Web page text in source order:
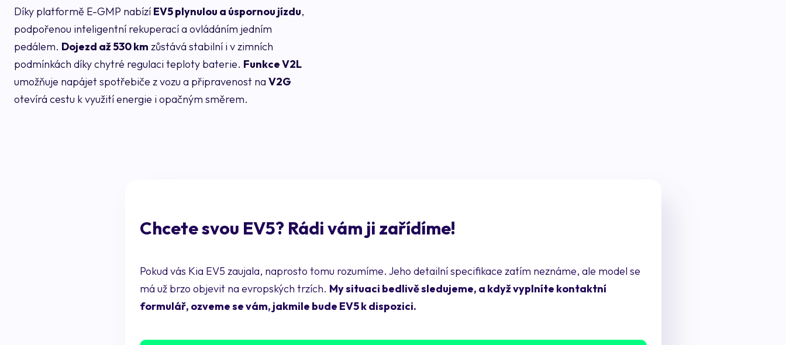
Díky platformě E-GMP nabízí EV5 plynulou a úspornou jízdu,
podpořenou inteligentní rekuperací a ovládáním jedním
pedálem. Dojezd až 530 km zůstává stabilní i v zimních
podmínkách díky chytré regulaci teploty baterie. Funkce V2L
umožňuje napájet spotřebiče z vozu a připravenost na V2G
otevírá cestu k využití energie i opačným směrem.
Chcete svou EV5? Rádi vám ji zařídíme!
Pokud vás Kia EV5 zaujala, naprosto tomu rozumíme. Jeho detailní specifikace zatím neznáme, ale model se
má už brzo objevit na evropských trzích. My situaci bedlivě sledujeme, a když vyplníte kontaktní
formulář, ozveme se vám, jakmile bude EV5 k dispozici.